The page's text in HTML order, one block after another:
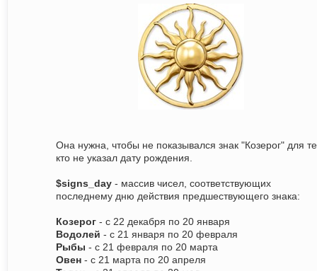
Она нужна, чтобы не показывался знак "Козерог" для
кто не указал дату рождения.
$signs_day - массив чисел, соответствующих
последнему дню действия предшествующего знака:
Козерог - с 22 декабря по 20 января
Водолей - с 21 января по 20 февраля
Рыбы - с 21 февраля по 20 марта
Овен - с 21 марта по 20 апреля